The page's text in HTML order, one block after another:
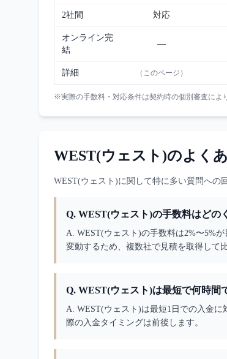
2社間 対応
オンライン完
結
—
詳細 （このページ）
※実際の手数料・対応条件は契約時の個別審査によ
WEST(ウェスト)のよく
WEST(ウェスト)に関して特に多い質問への
Q. WEST(ウェスト)の手数料はどの
A. WEST(ウェスト)の手数料は2%〜5%
変動するため、複数社で見積を取得して
Q. WEST(ウェスト)は最短で何時間
A. WEST(ウェスト)は最短1日での入金
際の入金タイミングは前後します。